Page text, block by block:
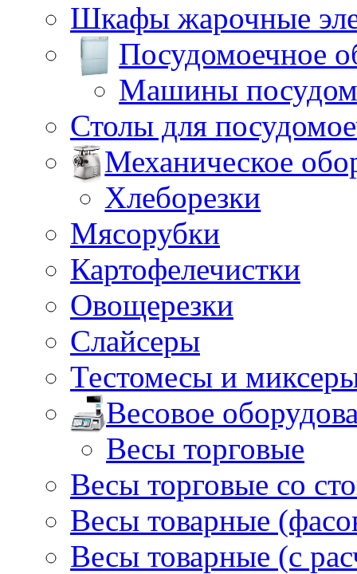
Шкафы жарочные
Посудомоечное
Машины
Столы для
Механическое
Хлеборезки
Мясорубки
Картофелечистки
Овощерезки
Слайсеры
Тестомесы и
Весовое
Весы торговые
Весы торговые со
Весы товарные
Весы товарные (с